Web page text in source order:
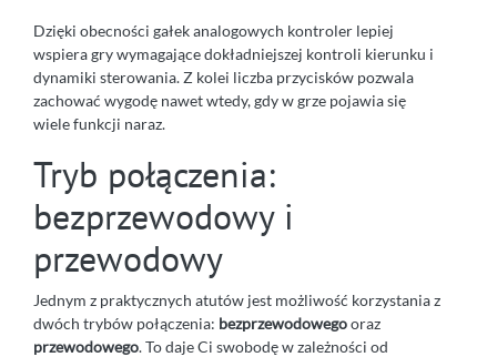
Dzięki obecności gałek analogowych kontroler lepiej
wspiera gry wymagające dokładniejszej kontroli kierunku i
dynamiki sterowania. Z kolei liczba przycisków pozwala
zachować wygodę nawet wtedy, gdy w grze pojawia się
wiele funkcji naraz.
Tryb połączenia:
bezprzewodowy i
przewodowy
Jednym z praktycznych atutów jest możliwość korzystania z
dwóch trybów połączenia: bezprzewodowegooraz
przewodowego. To daje Ci swobodę w zależności od